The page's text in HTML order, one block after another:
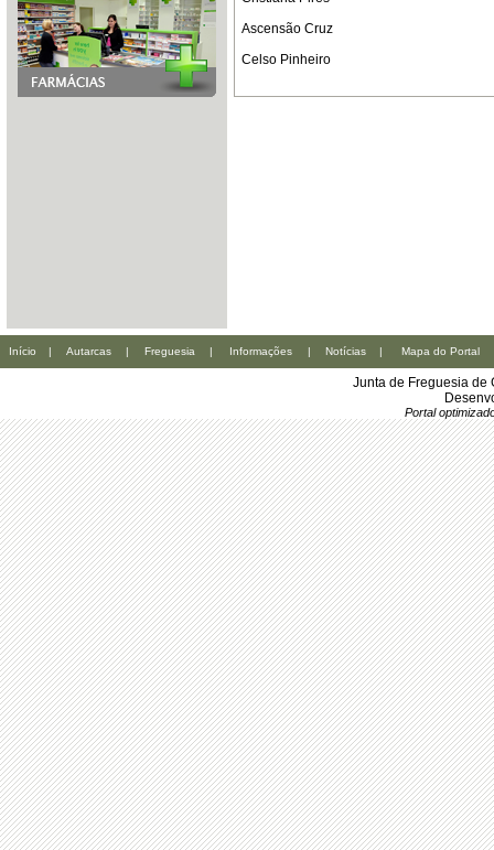
Ascensão Cruz
Celso Pinheiro
Início | Autarcas | Freguesia | Informações | Notícias | Mapa do Portal
Junta de Freguesia de
Portal